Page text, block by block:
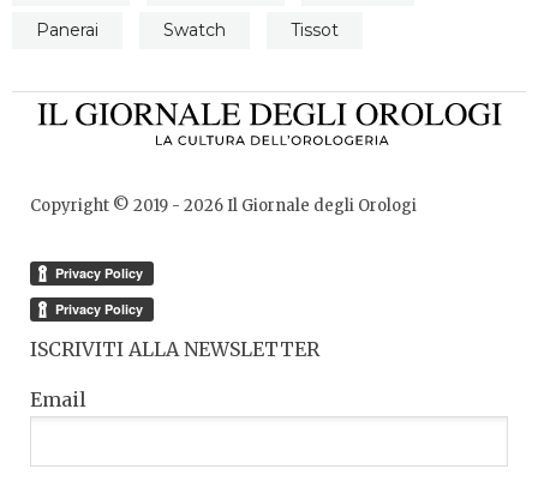
Panerai
Swatch Tissot
Copyright © 2019 - 2026Il Giornale degli Orologi
ISCRIVITI ALLA NEWSLETTER
Email